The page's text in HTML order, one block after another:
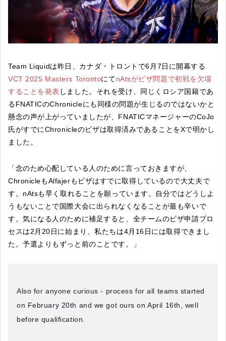
Team Liquidは昨日、カナダ・トロントで6月7日に開幕する
VCT 2025 Masters TorontoにてnAtsがビザ問題で初戦を欠場
することを発表 しました。それを受け、同じくロシア国籍であ
るFNATICのChronicleにも同様の問題が生じるのではないかと
懸念の声が上がっていましたが、FNATICマネージャーのCoJo
氏がすでにChronicleのビザは取得済みであることをXで明かし
ました。
「念のため心配している人のために言っておきますが、
ChronicleもAlfajerもビザはすでに取得しているので大丈夫で
す。nAtsも早く取れることを願っています。自分ではどうしよ
うもないことで国際大会に出られなくなることが最も辛いで
す。気になる人のために補足すると、全チームのビザ申請プロ
セスは2月20日に始まり、私たちは4月16日には取得できまし
た。予選よりもずっと前のことです。」
Also for anyone curious - process for all teams started
on February 20th and we got ours on April 16th, well
before qualification.